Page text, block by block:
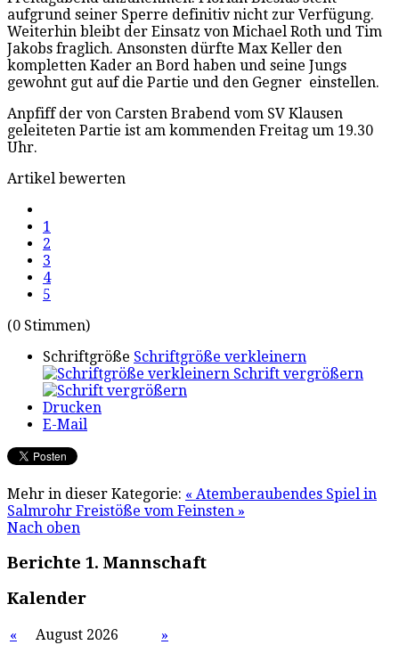
aufgrund seiner Sperre definitiv nicht zur Verfügung.
Weiterhin bleibt der Einsatz von Michael Roth und Tim
Jakobs fraglich. Ansonsten dürfte Max Keller den
kompletten Kader an Bord haben und seine Jungs
gewohnt gut auf die Partie und den Gegner einstellen.
Anpfiff der von Carsten Brabend vom SV Klausen
geleiteten Partie ist am kommenden Freitag um 19.30
Uhr.
Artikel bewerten
1
2
3
4
5
(0 Stimmen)
Schriftgröße Schriftgröße verkleinern
Schrift vergrößern
Drucken
E-Mail
Mehr in dieser Kategorie: « Atemberaubendes Spiel in
Salmrohr Freistöße vom Feinsten »
Nach oben
Berichte 1. Mannschaft
Kalender
« August 2026
»